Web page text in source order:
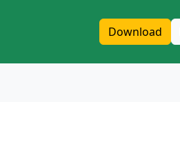
Download